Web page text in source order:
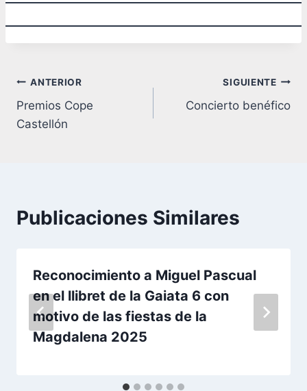
Mediterráneo
Cartel
Navegación
de
ANTERIOR
Premios Cope
Castellón
SIGUIENTE
Concierto benéfico
Publicaciones Similares
Reconocimiento a Miguel Pascual
en el llibret de la Gaiata 6 con
motivo de las fiestas de la
Magdalena 2025